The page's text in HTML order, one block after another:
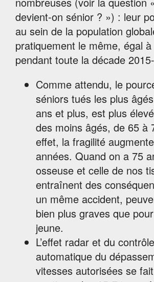
devient-on sénior ? ») : leur
au sein de la population
pratiquement le même, égal
pendant toute la décade
Comme attendu, le
séniors tués les plus
ans et plus, est plus
des moins âgés, de 65 à
effet, la fragilité
années. Quand on a 75
osseuse et celle de nos
entraînent des
un même accident,
bien plus graves que
jeune.
L’effet radar et du
automatique du
vitesses autorisées se